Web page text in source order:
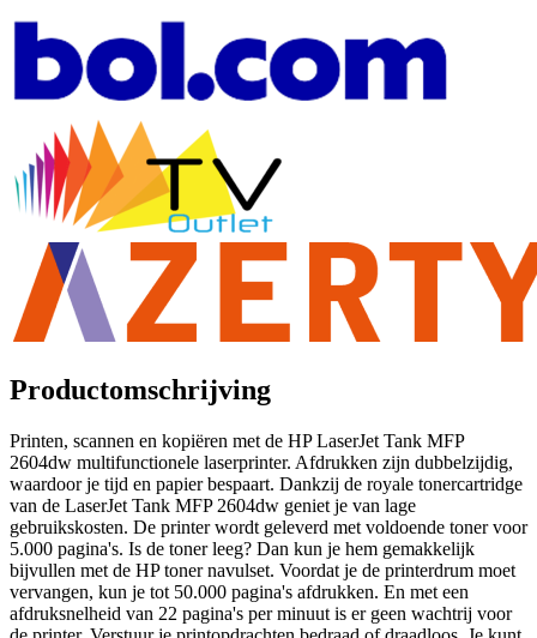
Productomschrijving
Printen, scannen en kopiëren met de HP LaserJet Tank MFP
2604dw multifunctionele laserprinter. Afdrukken zijn dubbelzijdig,
waardoor je tijd en papier bespaart. Dankzij de royale tonercartridge
van de LaserJet Tank MFP 2604dw geniet je van lage
gebruikskosten. De printer wordt geleverd met voldoende toner voor
5.000 pagina's. Is de toner leeg? Dan kun je hem gemakkelijk
bijvullen met de HP toner navulset. Voordat je de printerdrum moet
vervangen, kun je tot 50.000 pagina's afdrukken. En met een
afdruksnelheid van 22 pagina's per minuut is er geen wachtrij voor